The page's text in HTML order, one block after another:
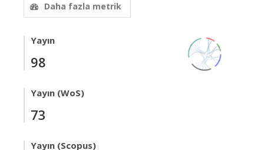
Daha fazla metrik
Yayın
98
Yayın (WoS)
73
Yayın (Scopus)